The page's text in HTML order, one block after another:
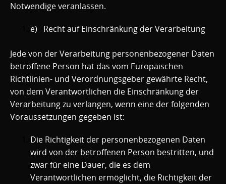
Notwendige veranlassen.
e) Recht auf Einschränkung der Verarbeitung
Jede von der Verarbeitung personenbezogener Daten
betroffene Person hat das vom Europäischen
Richtlinien- und Verordnungsgeber gewährte Recht,
von dem Verantwortlichen die Einschränkung der
Verarbeitung zu verlangen, wenn eine der folgenden
Voraussetzungen gegeben ist:
Die Richtigkeit der personenbezogenen Daten
wird von der betroffenen Person bestritten, und
zwar für eine Dauer, die es dem
Verantwortlichen ermöglicht, die Richtigkeit der